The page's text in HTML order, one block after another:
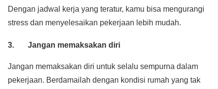
Dengan jadwal kerja yang teratur, kamu bisa mengurangi
stress dan menyelesaikan pekerjaan lebih mudah.
3. Jangan memaksakan diri
Jangan memaksakan diri untuk selalu sempurna dalam
pekerjaan. Berdamailah dengan kondisi rumah yang tak